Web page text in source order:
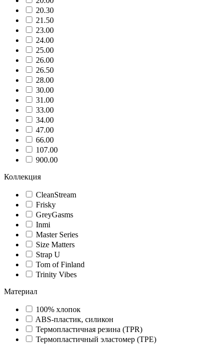
20.30
21.50
23.00
24.00
25.00
26.00
26.50
28.00
30.00
31.00
33.00
34.00
47.00
66.00
107.00
900.00
Коллекция
CleanStream
Frisky
GreyGasms
Inmi
Master Series
Size Matters
Strap U
Tom of Finland
Trinity Vibes
Материал
100% хлопок
ABS-пластик, силикон
Термопластичная резина (TPR)
Термопластичный эластомер (TPE)